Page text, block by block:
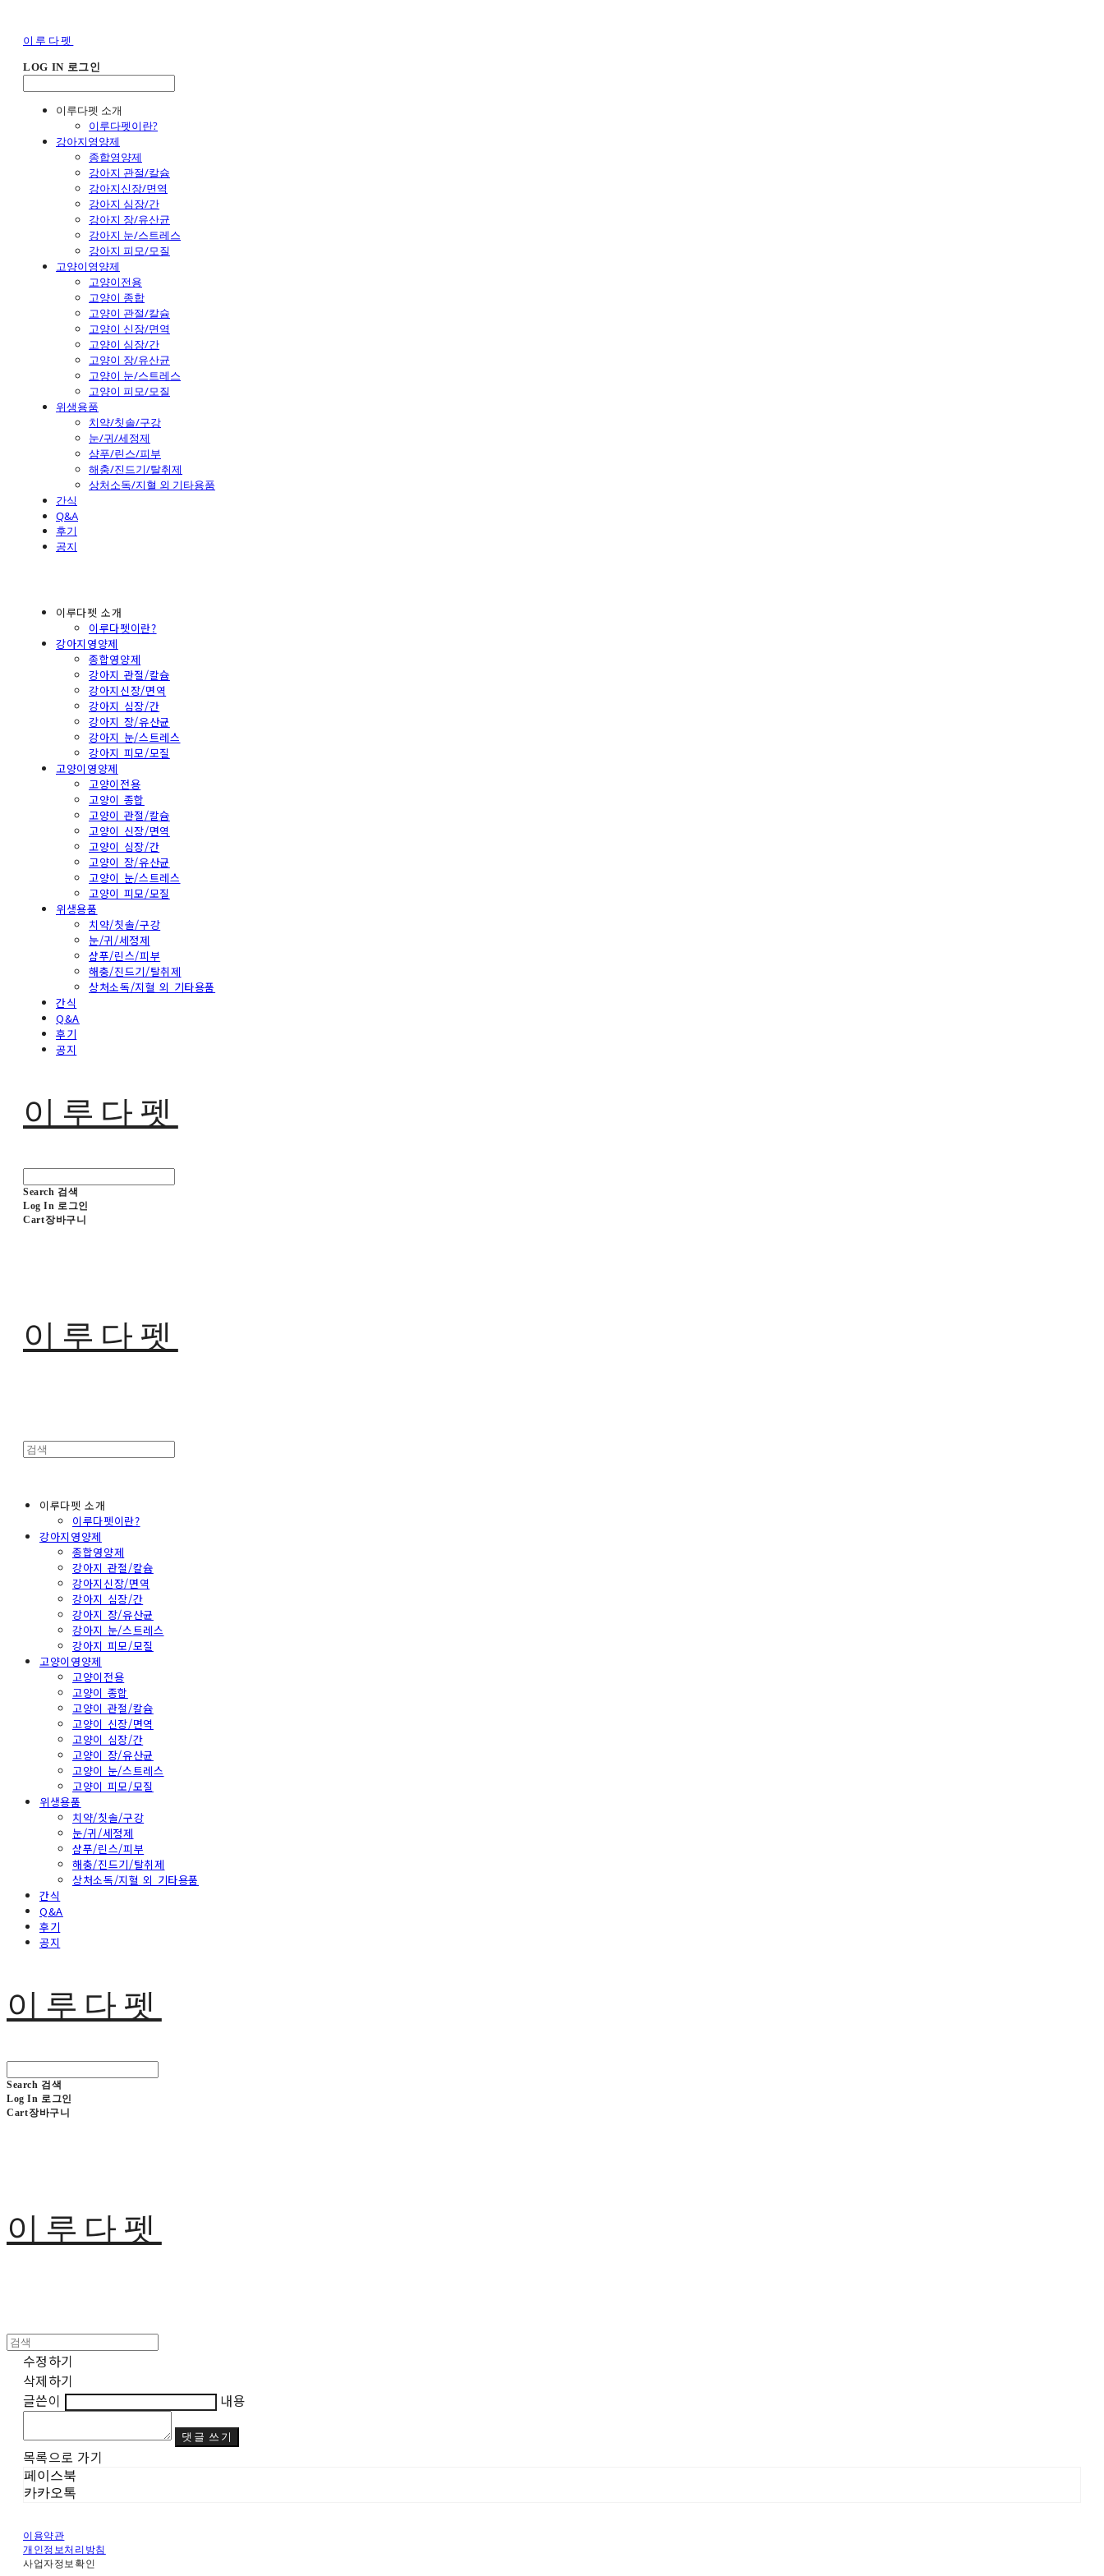
이루다펫
LOG IN 로그인
이루다펫 소개
이루다펫이란?
강아지영양제
종합영양제
강아지 관절/칼슘
강아지신장/면역
강아지 심장/간
강아지 장/유산균
강아지 눈/스트레스
강아지 피모/모질
고양이영양제
고양이전용
고양이 종합
고양이 관절/칼슘
고양이 신장/면역
고양이 심장/간
고양이 장/유산균
고양이 눈/스트레스
고양이 피모/모질
위생용품
치약/칫솔/구강
눈/귀/세정제
샴푸/린스/피부
해충/진드기/탈취제
상처소독/지혈 외 기타용품
간식
Q&A
후기
공지
이루다펫 소개
이루다펫이란?
강아지영양제
종합영양제
강아지 관절/칼슘
강아지신장/면역
강아지 심장/간
강아지 장/유산균
강아지 눈/스트레스
강아지 피모/모질
고양이영양제
고양이전용
고양이 종합
고양이 관절/칼슘
고양이 신장/면역
고양이 심장/간
고양이 장/유산균
고양이 눈/스트레스
고양이 피모/모질
위생용품
치약/칫솔/구강
눈/귀/세정제
샴푸/린스/피부
해충/진드기/탈취제
상처소독/지혈 외 기타용품
간식
Q&A
후기
공지
이루다펫
Search 검색
Log In 로그인
Cart장바구니
이루다펫
이루다펫 소개
이루다펫이란?
강아지영양제
종합영양제
강아지 관절/칼슘
강아지신장/면역
강아지 심장/간
강아지 장/유산균
강아지 눈/스트레스
강아지 피모/모질
고양이영양제
고양이전용
고양이 종합
고양이 관절/칼슘
고양이 신장/면역
고양이 심장/간
고양이 장/유산균
고양이 눈/스트레스
고양이 피모/모질
위생용품
치약/칫솔/구강
눈/귀/세정제
샴푸/린스/피부
해충/진드기/탈취제
상처소독/지혈 외 기타용품
간식
Q&A
후기
공지
이루다펫
Search 검색
Log In 로그인
Cart장바구니
이루다펫
수정하기
삭제하기
글쓴이
내용
댓글 쓰기
목록으로 가기
페이스북
카카오톡
이용약관
개인정보처리방침
사업자정보확인